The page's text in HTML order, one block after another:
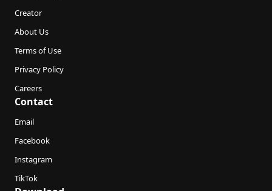
Creator
About Us
Terms of Use
Privacy Policy
Careers
Contact
Email
Facebook
Instagram
TikTok